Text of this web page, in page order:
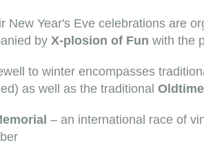
New Year's Eve celebrations are
by X-plosion of Fun with the
to winter encompasses
as well as the traditional
– an international race of